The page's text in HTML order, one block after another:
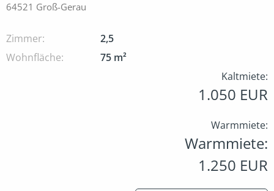
64521 Groß-Gerau
Zimmer:
2,5
Wohnfläche:
75 m²
Kaltmiete:
1.050 EUR
Warmmiete:
Warmmiete:
1.250 EUR